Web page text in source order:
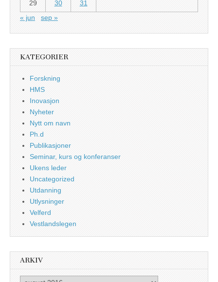
29 30
31
« jun
sep »
KATEGORIER
Forskning
HMS
Inovasjon
Nyheter
Nytt om navn
Ph.d
Publikasjoner
Seminar, kurs og konferanser
Ukens leder
Uncategorized
Utdanning
Utlysninger
Velferd
Vestlandslegen
ARKIV